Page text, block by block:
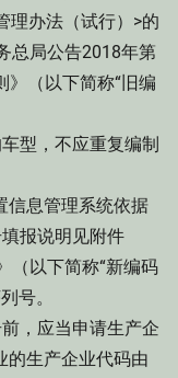
理办法（试行）>的
总局公告2018年第
》（以下简称“旧编
型，不应重复编制
息管理系统依据
报说明见附件
（以下简称“新编码
号。
，应当申请生产企
的生产企业代码由